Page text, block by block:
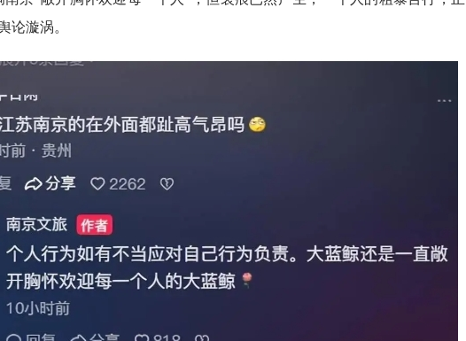
论漩涡。